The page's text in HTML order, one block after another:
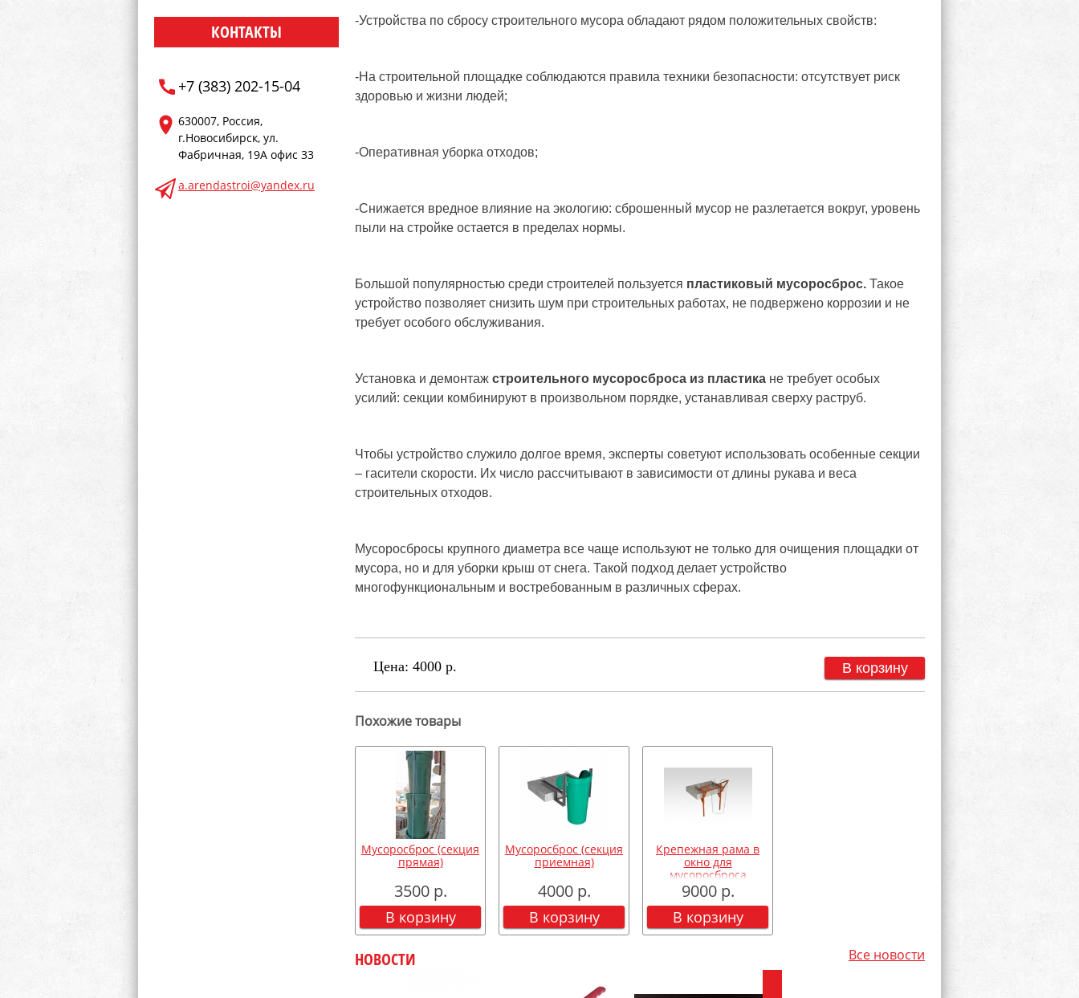
КОНТАКТЫ
+7 (383) 202-15-04
630007, Россия,
г.Новосибирск, ул.
Фабричная, 19А офис 33
a.arendastroi@yandex.ru
-Устройства по сбросу строительного мусора обладают рядом положительных свойств:
-На строительной площадке соблюдаются правила техники безопасности: отсутствует риск
здоровью и жизни людей;
-Оперативная уборка отходов;
-Снижается вредное влияние на экологию: сброшенный мусор не разлетается вокруг, уровень
пыли на стройке остается в пределах нормы.
Большой популярностью среди строителей пользуется пластиковый мусоросброс. Такое
устройство позволяет снизить шум при строительных работах, не подвержено коррозии и не
требует особого обслуживания.
Установка и демонтаж строительного мусоросброса из пластика не требует особых
усилий: секции комбинируют в произвольном порядке, устанавливая сверху раструб.
Чтобы устройство служило долгое время, эксперты советуют использовать особенные секции
– гасители скорости. Их число рассчитывают в зависимости от длины рукава и веса
строительных отходов.
Мусоросбросы крупного диаметра все чаще используют не только для очищения площадки от
мусора, но и для уборки крыш от снега. Такой подход делает устройство
многофункциональным и востребованным в различных сферах.
Цена: 4000 р. В корзину
Похожие товары
Мусоросброс (секция
прямая)
3500 р.
В корзину
Мусоросброс (секция
приемная)
4000 р.
В корзину
Крепежная рама в
окно для
мусоросброса
9000 р.
В корзину
НОВОСТИ Все новости